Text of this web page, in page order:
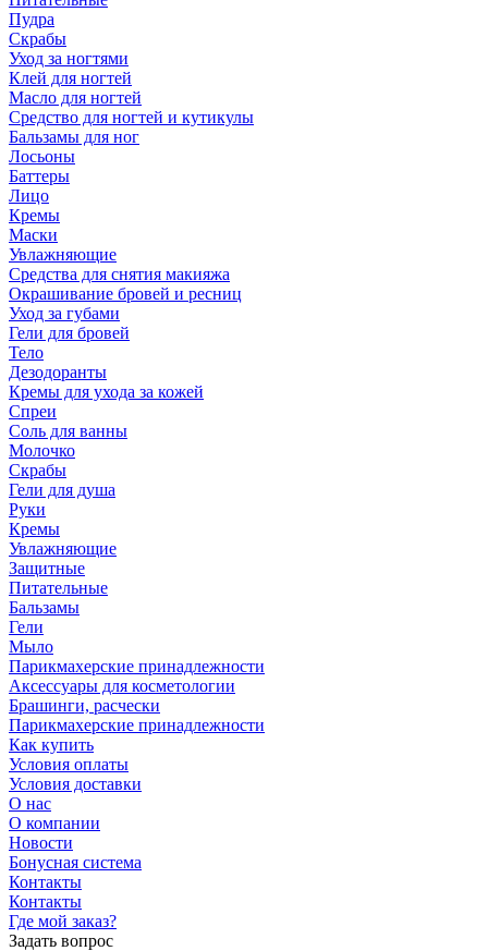
Пудра
Скрабы
Уход за ногтями
Клей для ногтей
Масло для ногтей
Средство для ногтей и кутикулы
Бальзамы для ног
Лосьоны
Баттеры
Лицо
Кремы
Маски
Увлажняющие
Средства для снятия макияжа
Окрашивание бровей и ресниц
Уход за губами
Гели для бровей
Тело
Дезодоранты
Кремы для ухода за кожей
Спреи
Соль для ванны
Молочко
Скрабы
Гели для душа
Руки
Кремы
Увлажняющие
Защитные
Питательные
Бальзамы
Гели
Мыло
Парикмахерские принадлежности
Аксессуары для косметологии
Брашинги, расчески
Парикмахерские принадлежности
Как купить
Условия оплаты
Условия доставки
О нас
О компании
Новости
Бонусная система
Контакты
Контакты
Где мой заказ?
Задать вопрос